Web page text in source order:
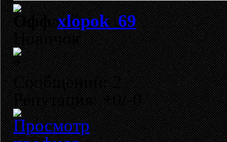
xlopok_69
Новичок
Сообщений: 2
Репутация: +0/-0